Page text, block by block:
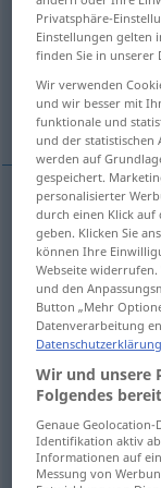
Übersicht
(Für mehr Details
circular
circular (entre)
Bus <h.ods.>
Beispiele
in einemHaus
frecuentaruna
Beispiele
Privatsphäre-
Einstellungen gelten
finden Sie in unserer
Wir verwenden
und wir besser mit
funktionale und
und der statistischen
werden auf
gespeichert.
personalisierter
durch einen Klick auf
geben. Klicken Sie
können Ihre
Webseite
und den
Button „Mehr
Datenverarbeitung
Datenschutzerklärung
Wir und unsere
Folgendes
Genaue
Identifikation aktiv
Informationen auf
Messung von